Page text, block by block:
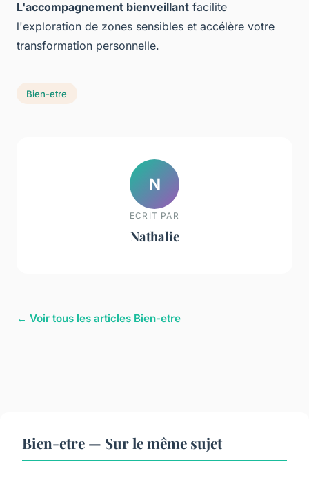
L'accompagnement bienveillant facilite
l'exploration de zones sensibles et accélère votre
transformation personnelle.
Bien-etre
N
ECRIT PAR
Nathalie
← Voir tous les articles Bien-etre
Bien-etre — Sur le même sujet